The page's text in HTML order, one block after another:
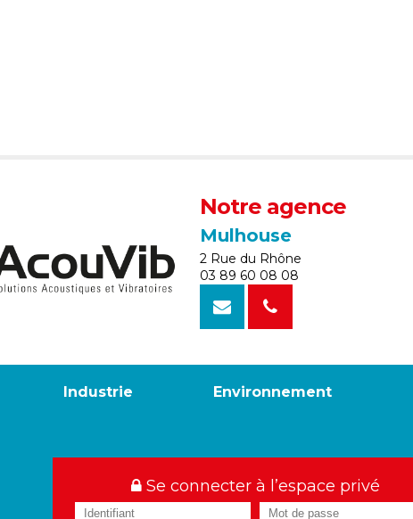
Notre agence
Mulhouse
2 Rue du Rhône
03 89 60 08 08
Industrie Environnement
Se connecter à l’espace privé